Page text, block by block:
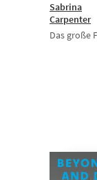
Sabrina
Carpenter
Das große